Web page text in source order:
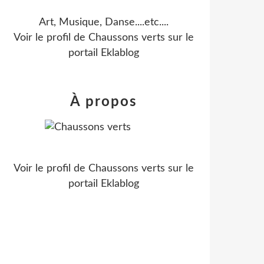
Art, Musique, Danse....etc....
Voir le profil de Chaussons verts sur le
portail Eklablog
À propos
Voir le profil de Chaussons verts sur le
portail Eklablog